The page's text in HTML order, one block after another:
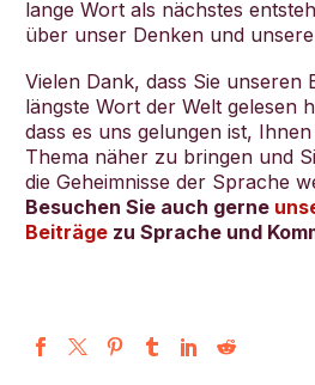
lange Wort als nächstes
über unser Denken und
Vielen Dank, dass Sie unseren
längste Wort der Welt gelesen
dass es uns gelungen ist,
Thema näher zu bringen und
die Geheimnisse der Sprache
Besuchen Sie auch gerne
Beiträge zu Sprache und